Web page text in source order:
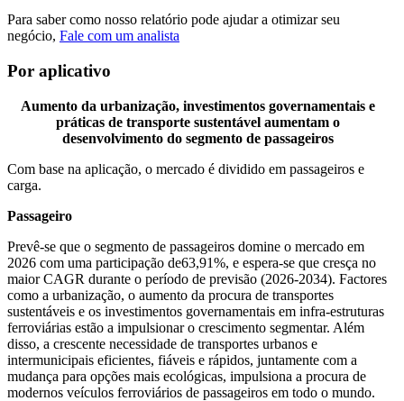
Para saber como nosso relatório pode ajudar a otimizar seu
negócio, Fale com um analista
Por aplicativo
Aumento da urbanização, investimentos governamentais e
práticas de transporte sustentável aumentam o
desenvolvimento do segmento de passageiros
Com base na aplicação, o mercado é dividido em passageiros e
carga.
Passageiro
Prevê-se que o segmento de passageiros domine o mercado em
2026 com uma participação de63,91%, e espera-se que cresça no
maior CAGR durante o período de previsão (2026-2034). Factores
como a urbanização, o aumento da procura de transportes
sustentáveis ​​e os investimentos governamentais em infra-estruturas
ferroviárias estão a impulsionar o crescimento segmentar. Além
disso, a crescente necessidade de transportes urbanos e
intermunicipais eficientes, fiáveis ​​e rápidos, juntamente com a
mudança para opções mais ecológicas, impulsiona a procura de
modernos veículos ferroviários de passageiros em todo o mundo.